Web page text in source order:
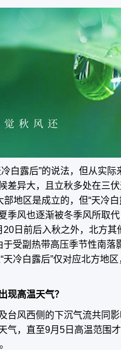
白露后”的说法，但从实
差异大，且立秋多处在三
部地区是成立的，但“天冷
季风也逐渐被冬季风所取
日前后入秋之外，北方其
受副热带高压季节性南落
冷白露后”仅对应北方地
现高温天气？
台风西侧的下沉气流共同
气，直至9月5日高温范围